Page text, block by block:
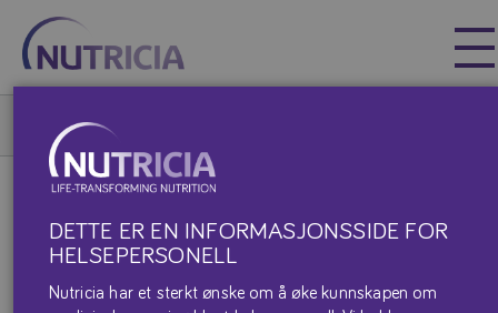
Nutricia
Nutricia
Nutricia Våre Produkter
DETTE ER EN INFORMASJONSSIDE FOR
HELSEPERSONELL
Nutricia har et sterkt ønske om å øke kunnskapen om
DIALAMINE